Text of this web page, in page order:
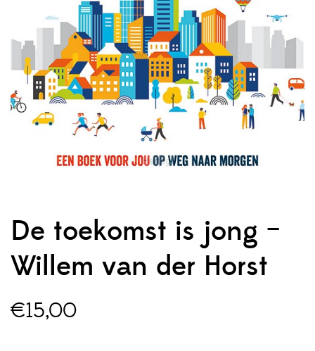
De toekomst is jong –
Willem van der Horst
€15,00